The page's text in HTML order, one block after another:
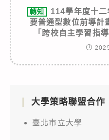
轉知
114學年度十二
要普通型數位前導計
「跨校自主學習指
大學策略聯盟合作
臺北市立大學